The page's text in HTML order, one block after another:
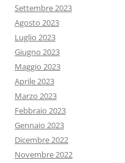
Settembre 2023
Agosto 2023
Luglio 2023
Giugno 2023
Maggio 2023
Aprile 2023
Marzo 2023
Febbraio 2023
Gennaio 2023
Dicembre 2022
Novembre 2022